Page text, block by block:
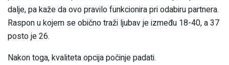
dalje, pa kaže da ovo pravilo funkcionira pri odabiru partnera.
Raspon u kojem se obično traži ljubav je između 18-40, a 37
posto je 26.
Nakon toga, kvaliteta opcija počinje padati.